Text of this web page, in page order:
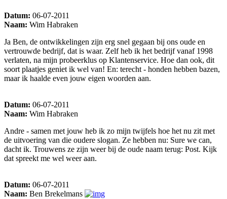
Datum: 06-07-2011
Naam: Wim Habraken
Ja Ben, de ontwikkelingen zijn erg snel gegaan bij ons oude en
vertrouwde bedrijf, dat is waar. Zelf heb ik het bedrijf vanaf 1998
verlaten, na mijn probeerklus op Klantenservice. Hoe dan ook, dit
soort plaatjes geniet ik wel van! En: terecht - honden hebben bazen,
maar ik haalde even jouw eigen woorden aan.
Datum: 06-07-2011
Naam: Wim Habraken
Andre - samen met jouw heb ik zo mijn twijfels hoe het nu zit met
de uitvoering van die oudere slogan. Ze hebben nu: Sure we can,
dacht ik. Trouwens ze zijn weer bij de oude naam terug: Post. Kijk
dat spreekt me wel weer aan.
Datum: 06-07-2011
Naam: Ben Brekelmans